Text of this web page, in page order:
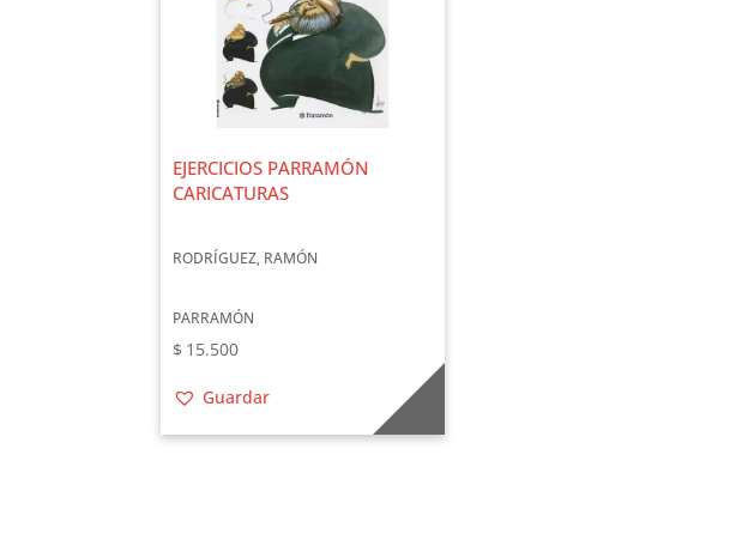
EJERCICIOS PARRAMÓN
CARICATURAS
RODRÍGUEZ, RAMÓN
PARRAMÓN
$ 15.500
Guardar